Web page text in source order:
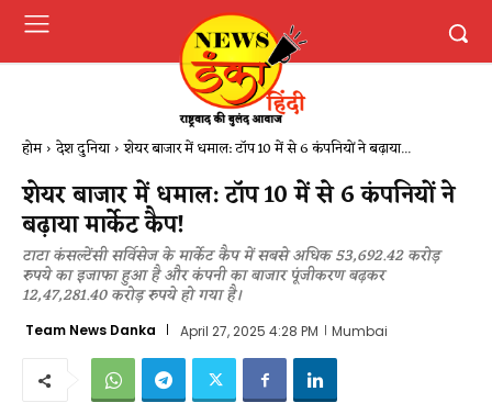
होम देश दुनिया शेयर बाजार में धमाल: टॉप 10 में से 6 कंपनियों ने बढ़ाया...
शेयर बाजार में धमाल: टॉप 10 में से 6 कंपनियों ने
बढ़ाया मार्केट कैप!
टाटा कंसल्टेंसी सर्विसेज के मार्केट कैप में सबसे अधिक 53,692.42 करोड़
रुपये का इजाफा हुआ है और कंपनी का बाजार पूंजीकरण बढ़कर
12,47,281.40 करोड़ रुपये हो गया है।
Team News Danka April 27, 2025 4:28 PM Mumbai